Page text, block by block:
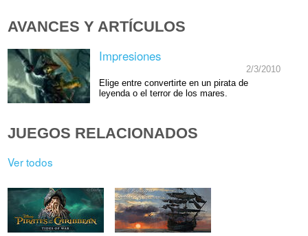
AVANCES Y ARTÍCULOS
Impresiones
2/3/2010
Elige entre convertirte en un pirata de
leyenda o el terror de los mares.
JUEGOS RELACIONADOS
Ver todos